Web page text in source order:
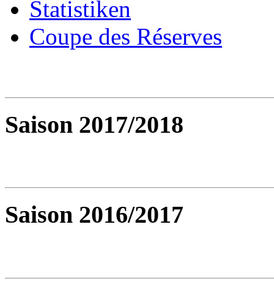
Statistiken
Coupe des Réserves
Saison 2017/2018
Saison 2016/2017